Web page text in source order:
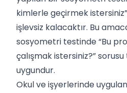
kimlerle geçirmek
işlevsiz kalacaktır. Bu
sosyometri testinde “Bu
çalışmak istersiniz?”
uygundur.
Okul ve işyerlerinde